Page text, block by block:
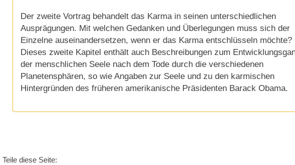
Der zweite Vortrag behandelt das Karma in seinen unterschiedlichen
Ausprägungen. Mit welchen Gedanken und Überlegungen muss sich der
Einzelne auseinandersetzen, wenn er das Karma entschlüsseln möchte?
Dieses zweite Kapitel enthält auch Beschreibungen zum
der menschlichen Seele nach dem Tode durch die verschiedenen
Planetensphären, so wie Angaben zur Seele und zu den karmischen
Hintergründen des früheren amerikanische Präsidenten Barack Obama.
Teile diese Seite: